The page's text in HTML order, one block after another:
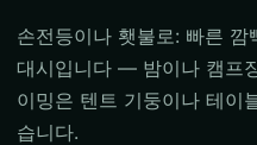
손전등이나 횃불로: 빠른
대시입니다 — 밤이나 캠프
이밍은 텐트 기둥이나 테이
습니다.